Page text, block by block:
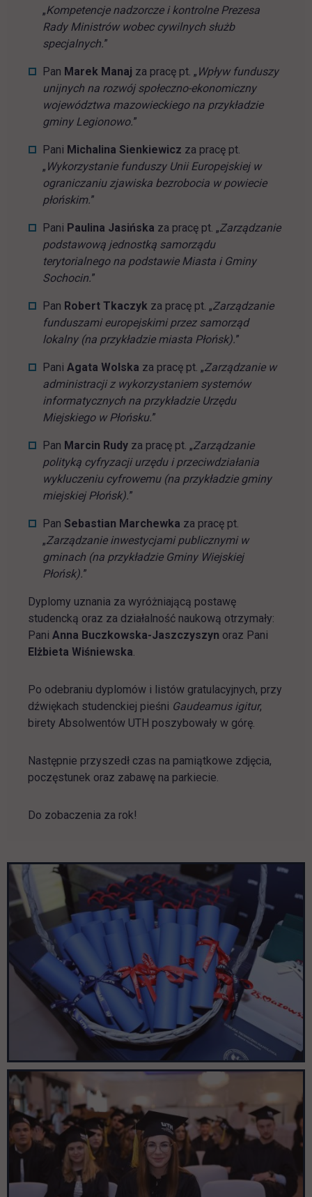
„Kompetencje nadzorcze i kontrolne Prezesa
Rady Ministrów wobec cywilnych służb
specjalnych.”
Pan Marek Manaj za pracę pt. „ Wpływ funduszy
unijnych na rozwój społeczno-ekonomiczny
województwa mazowieckiego na przykładzie
gminy Legionowo.”
Pani Michalina Sienkiewicz za pracę pt.
„ Wykorzystanie funduszy Unii Europejskiej w
ograniczaniu zjawiska bezrobocia w powiecie
płońskim.”
Pani Paulina Jasińska za pracę pt. „Zarządzanie
podstawową jednostką samorządu
terytorialnego na podstawie Miasta i Gminy
Sochocin.”
Pan Robert Tkaczyk za pracę pt. „Zarządzanie
funduszami europejskimi przez samorząd
lokalny (na przykładzie miasta Płońsk).”
Pani Agata Wolska za pracę pt. „Zarządzanie w
administracji z wykorzystaniem systemów
informatycznych na przykładzie Urzędu
Miejskiego w Płońsku.”
Pan Marcin Rudy za pracę pt. „Zarządzanie
polityką cyfryzacji urzędu i przeciwdziałania
wykluczeniu cyfrowemu (na przykładzie gminy
miejskiej Płońsk).”
Pan Sebastian Marchewka za pracę pt.
„Zarządzanie inwestycjami publicznymi w
gminach (na przykładzie Gminy Wiejskiej
Płońsk).”
Dyplomy uznania za wyróżniającą postawę
studencką oraz za działalność naukową otrzymały:
Pani Anna Buczkowska-Jaszczyszyn oraz Pani
Elżbieta Wiśniewska
Po odebraniu dyplomów i listów gratulacyjnych, przy
dźwiękach studenckiej pieśni Gaudeamus igitur,
birety Absolwentów UTH poszybowały w górę.
Następnie przyszedł czas na pamiątkowe zdjęcia,
poczęstunek oraz zabawę na parkiecie.
Do zobaczenia za rok!
Pomiń galerię